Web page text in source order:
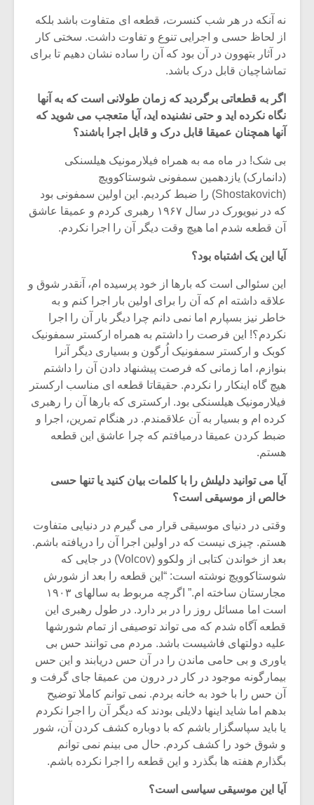
نه آنکه در هر شب کنسرت، قطعه ای متفاوت باشد بلکه
از لحاظ حسی و اجرایی تنوع و تفاوت داشت. سختی کار
در آثار بتهوون در آن بود که آن را ساده نشان دهیم تا برای
تماشاچیان قابل درک باشد.
اگر به قطعاتی برگردید که زمان طولانی است که به آنها
نگاه نکرده اید و حتی نشنیده اید، آیا متعجب می شوید که
آنها همچنان عمیقا قابل درک و قابل اجرا باشند؟
بی شک! در ماه مه به همراه فیلارمونیک هیلسنکی
(دانمارک) یازدهمین سمفونی شوستاکوویچ
(Shostakovich) را ضبط کردیم. این اولین سمفونی بود
که در نیویورک در سال ۱۹۶۷ رهبری کردم و عمیقا عاشق
آن قطعه شدم اما هیچ وقت دیگر آن را اجرا نکردم.
آیا این یک اشتباه بود؟
این سئوالی است که بارها از خود پرسیده ام، آنقدر شوق و
علاقه داشته ام که آن را برای اولین بار اجرا کنم و به
خاطر نیز بسپارم اما نمی دانم چرا دیگر بار آن را اجرا
نکردم؟! این فرصت را داشتم به همراه ارکستر سمفونیک
کوبک و ارکستر سمفونیک اُرگون و بسیاری دیگر آنرا
بنوازم، اما زمانی که فرصت پیشنهاد دادن آن را داشتم
هیچ گاه اینکار را نکردم. حقیقاتا قطعه ای مناسب ارکستر
فیلارمونیک هیلسنکی بود. ارکستری که بارها آن را رهبری
کرده ام و بسیار به آن علاقمندم. در هنگام تمرین، اجرا و
ضبط کردن عمیقا درمیافتم که چرا عاشق این قطعه
هستم.
آیا می توانید دلیلش را با کلمات بیان کنید یا تنها حسی
خالص از موسیقی است؟
وقتی در دنیای موسیقی قرار می گیرم در دنیایی متفاوت
هستم. چیزی نیست که در اولین اجرا آن را دریافته باشم.
بعد از خواندن کتابی از ولکوو (Volcov) در جایی که
شوستاکوویچ نوشته است: “این قطعه را بعد از شورش
مجارستان ساخته ام.” اگرچه مربوط به سالهای ۱۹۰۳
است اما مسائل روز را در بر دارد. در طول رهبری این
قطعه آگاه شدم که می تواند توصیفی از تمام شورشها
علیه دولتهای فاشیست باشد. مردم می توانند حس بی
یاوری و بی حامی ماندن را در آن حس دریابند و این حس
بیمارگونه موجود در کار در درون من عمیقا جای گرفت و
آن حس را با خود به خانه بردم. نمی توانم کاملا توضیح
بدهم اما شاید اینها دلایلی بودند که دیگر آن را اجرا نکردم
یا باید سپاسگزار باشم که با دوباره کشف کردن آن، شور
و شوق خود را کشف کردم. حال می بینم نمی توانم
بگذارم هفته ها بگذرد و این قطعه را اجرا نکرده باشم.
آیا این موسیقی سیاسی است؟
میکلوش روژا
یادداشتی بر موسیقی
متن فیلم «متری
اگر نمی توانی
بدنام ترین باش
دوره